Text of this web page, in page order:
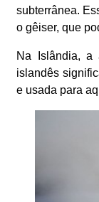
subterrânea.
o gêiser, que
Na Islândia, a
islandês
e usada para